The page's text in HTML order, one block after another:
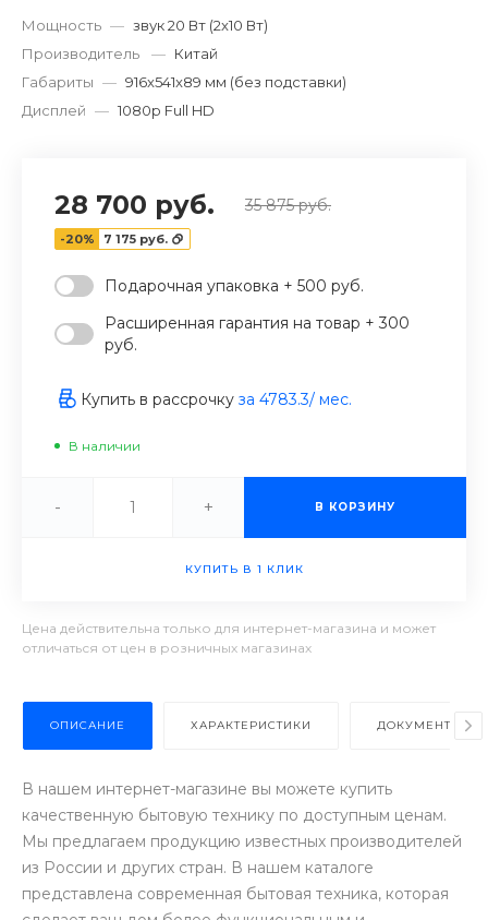
Мощность — звук 20 Вт (2x10 Вт)
Производитель
— Китай
Габариты — 916x541x89 мм (без подставки)
Дисплей — 1080p Full HD
28 700 руб. 35 875 руб.
-20% 7 175 руб.
Подарочная упаковка + 500 руб.
Расширенная гарантия на товар + 300
руб.
Купить в рассрочку за 4783.3/ мес.
В наличии
- + В КОРЗИНУ
КУПИТЬ В 1 КЛИК
Цена действительна только для интернет-магазина и может
отличаться от цен в розничных магазинах
ОПИСАНИЕ ХАРАКТЕРИСТИКИ ДОКУМЕНТЫ
В нашем интернет-магазине вы можете купить
качественную бытовую технику по доступным ценам.
Мы предлагаем продукцию известных производителей
из России и других стран. В нашем каталоге
представлена современная бытовая техника, которая